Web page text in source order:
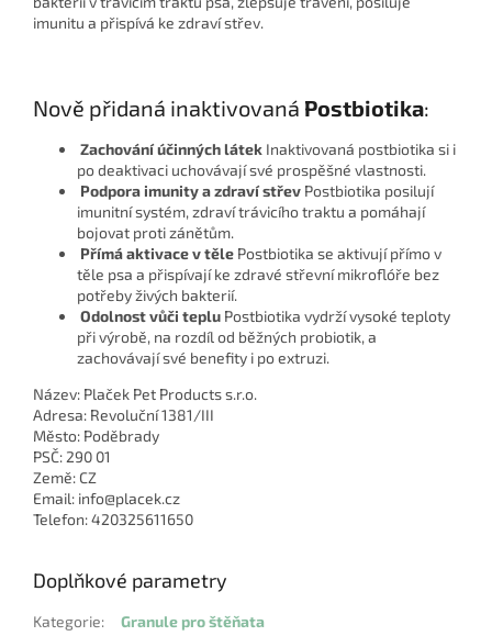
imunitu a přispívá ke zdraví střev.
Nově přidaná inaktivovaná Postbiotika:
Zachování účinných látek Inaktivovaná postbiotika si i
po deaktivaci uchovávají své prospěšné vlastnosti.
Podpora imunity a zdraví střev Postbiotika posilují
imunitní systém, zdraví trávicího traktu a pomáhají
bojovat proti zánětům.
Přímá aktivace v těle Postbiotika se aktivují přímo v
těle psa a přispívají ke zdravé střevní mikroflóře bez
potřeby živých bakterií.
Odolnost vůči teplu Postbiotika vydrží vysoké teploty
při výrobě, na rozdíl od běžných probiotik, a
zachovávají své benefity i po extruzi.
Název: Plaček Pet Products s.r.o.
Adresa: Revoluční 1381/III
Město: Poděbrady
PSČ: 290 01
Země: CZ
Email: info@placek.cz
Telefon: 420325611650
Doplňkové parametry
Kategorie:
Granule pro štěňata